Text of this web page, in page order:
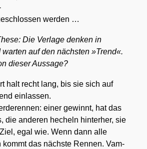
wer­den …
Die Ver­la­ge den­ken in
auf den nächs­ten »Trend«.
die­ser Aus­sa­ge?
halt recht lang, bis sie sich auf
ein­las­sen.
einer gewinnt, hat das
die ande­ren hecheln hin­ter­her, sie
egal wie. Wenn dann alle
kommt das nächs­te Ren­nen. Vam­